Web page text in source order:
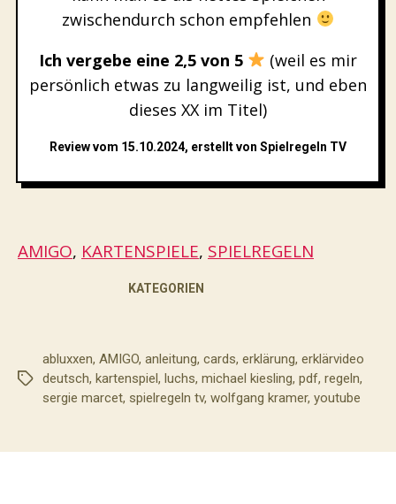
zwischendurch schon empfehlen
Ich vergebe eine 2,5 von 5
(weil es mir
persönlich etwas zu langweilig ist, und eben
dieses XX im Titel)
Review vom 15.10.2024, erstellt von Spielregeln TV
AMIGO, KARTENSPIELE, SPIELREGELN
KATEGORIEN
Schlagwörter
abluxxen, AMIGO, anleitung, cards, erklärung, erklärvideo
deutsch, kartenspiel, luchs, michael kiesling, pdf, regeln,
sergie marcet, spielregeln tv, wolfgang kramer, youtube